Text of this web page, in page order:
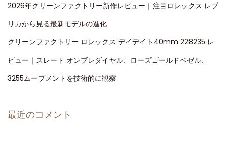
2026年クリーンファクトリー新作レビュー｜注目ロレックス レプ
リカから見る最新モデルの進化
クリーンファクトリー ロレックス デイデイト40mm 228235 レ
ビュー｜スレート オンブレダイヤル、ローズゴールドベゼル、
3255ムーブメントを技術的に観察
最近のコメント